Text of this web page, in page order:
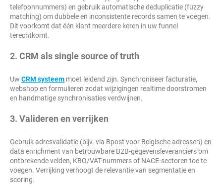
telefoonnummers) en gebruik automatische deduplicatie (fuzzy
matching) om dubbele en inconsistente records samen te voegen.
Dit voorkomt dat één klant meerdere keren in uw funnel
terechtkomt.
2. CRM als single source of truth
Uw CRM systeem moet leidend zijn. Synchroniseer facturatie,
webshop en formulieren zodat wijzigingen realtime doorstromen
en handmatige synchronisaties verdwijnen.
3. Valideren en verrijken
Gebruik adresvalidatie (bijv. via Bpost voor Belgische adressen) en
data enrichment van betrouwbare B2B-gegevensleveranciers om
ontbrekende velden, KBO/VAT-nummers of NACE-sectoren toe te
voegen. Verrijking verhoogt de relevantie van segmentatie en
scoring.